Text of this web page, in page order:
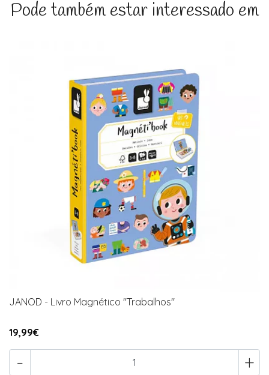
Pode também estar interessado em
JANOD - Livro Magnético "Trabalhos"
19,99€
- +